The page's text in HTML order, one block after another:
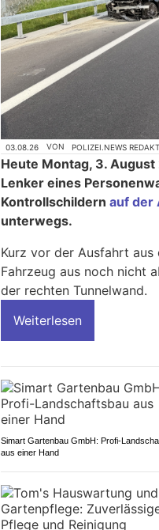
03.08.26 VON POLIZEI.NEWS
Heute Montag, 3.
Lenker eines
Kontrollschildern auf der
unterwegs.
Kurz vor der Ausfahrt
Fahrzeug aus noch nicht
der rechten Tunnelwand.
Weiterlesen
Simart Gartenbau GmbH: Profi-
aus einer Hand